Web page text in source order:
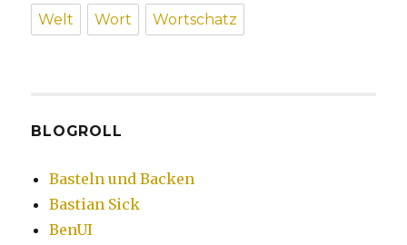
Welt Wort Wortschatz
BLOGROLL
Basteln und Backen
Bastian Sick
BenUI